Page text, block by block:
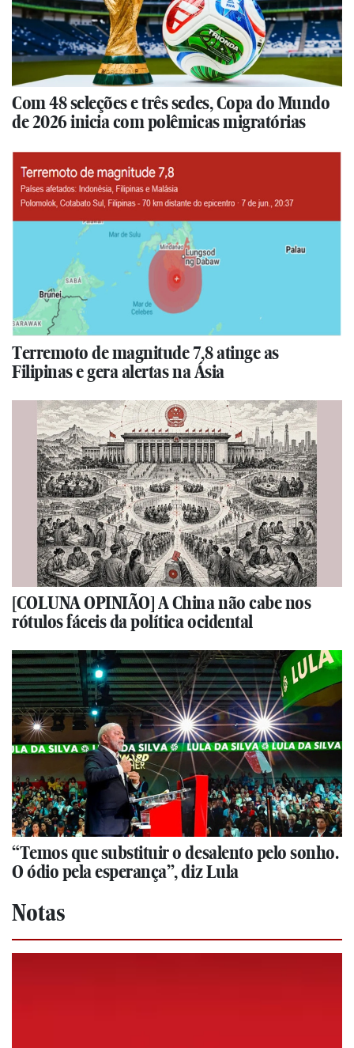
Com 48 seleções e três sedes, Copa do Mundo
de 2026 inicia com polêmicas migratórias
Terremoto de magnitude 7,8 atinge as
Filipinas e gera alertas na Ásia
[COLUNA OPINIÃO] A China não cabe nos
rótulos fáceis da política ocidental
“Temos que substituir o desalento pelo sonho.
O ódio pela esperança”, diz Lula
Notas